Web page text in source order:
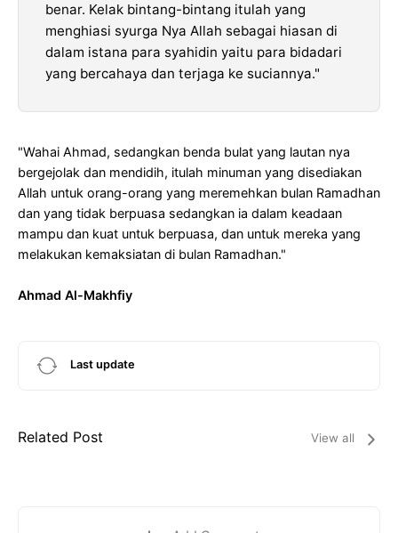
benar. Kelak bintang-bintang itulah yang
menghiasi syurga Nya Allah sebagai hiasan di
dalam istana para syahidin yaitu para bidadari
yang bercahaya dan terjaga ke suciannya."
"Wahai Ahmad, sedangkan benda bulat yang lautan nya
bergejolak dan mendidih, itulah minuman yang disediakan
Allah untuk orang-orang yang meremehkan bulan Ramadhan
dan yang tidak berpuasa sedangkan ia dalam keadaan
mampu dan kuat untuk berpuasa, dan untuk mereka yang
melakukan kemaksiatan di bulan Ramadhan."
Ahmad Al-Makhfiy
Last update
Related Post View all